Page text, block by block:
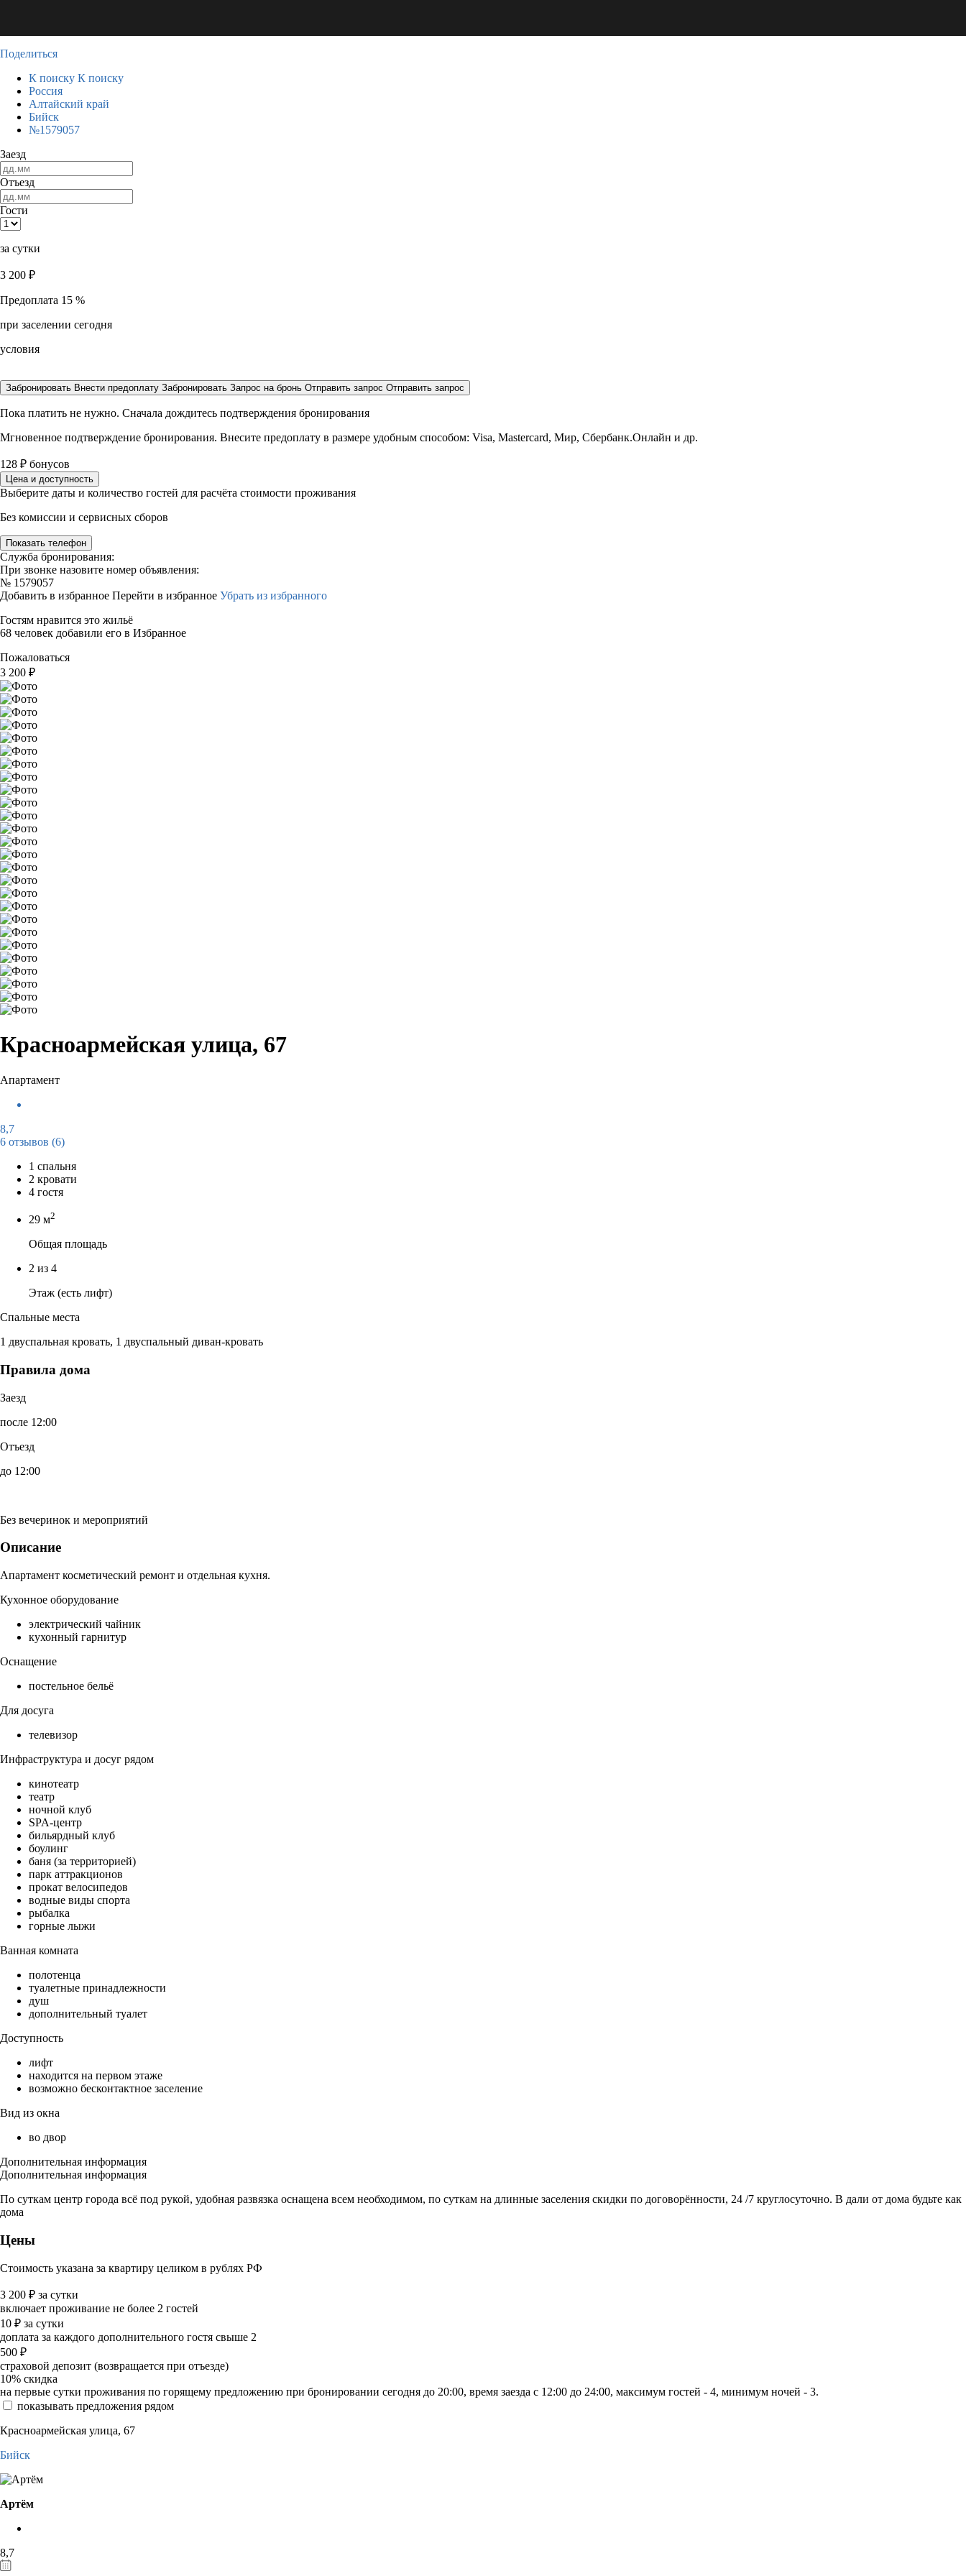
Поделиться
К поиску К поиску
Россия
Алтайский край
Бийск
№1579057
Заезд
Отъезд
Гости
за сутки
3 200 ₽
Предоплата 15 %
при заселении сегодня
условия
Забронировать Внести предоплату Забронировать Запрос на бронь Отправить запрос Отправить запрос
Пока платить не нужно. Сначала дождитесь подтверждения бронирования
Мгновенное подтверждение бронирования. Внесите предоплату в размере удобным способом: Visa, Mastercard, Мир, Сбербанк.Онлайн и др.
128 ₽ бонусов
Цена и доступность
Выберите даты и количество гостей для расчёта стоимости проживания
Без комиссии и сервисных сборов
Показать телефон
Служба бронирования:
При звонке назовите номер объявления:
№ 1579057
Добавить в избранное Перейти в избранное Убрать из избранного
Гостям нравится это жильё
68 человек добавили его в Избранное
Пожаловаться
3 200 ₽
Красноармейская улица, 67
Апартамент
8,7
6 отзывов (6)
1 спальня
2 кровати
4 гостя
29 м2
Общая площадь
2 из 4
Этаж (есть лифт)
Спальные места
1 двуспальная кровать, 1 двуспальный диван-кровать
Правила дома
Заезд
после 12:00
Отъезд
до 12:00
Без вечеринок и мероприятий
Описание
Апартамент косметический ремонт и отдельная кухня.
Кухонное оборудование
электрический чайник
кухонный гарнитур
Оснащение
постельное бельё
Для досуга
телевизор
Инфраструктура и досуг рядом
кинотеатр
театр
ночной клуб
SPA-центр
бильярдный клуб
боулинг
баня (за территорией)
парк аттракционов
прокат велосипедов
водные виды спорта
рыбалка
горные лыжи
Ванная комната
полотенца
туалетные принадлежности
душ
дополнительный туалет
Доступность
лифт
находится на первом этаже
возможно бесконтактное заселение
Вид из окна
во двор
Дополнительная информация
Дополнительная информация
По суткам центр города всё под рукой, удобная развязка оснащена всем необходимом, по суткам на длинные заселения скидки по договорённости, 24 /7 круглосуточно. В дали от дома будьте как
дома
Цены
Стоимость указана за квартиру целиком в рублях РФ
3 200 ₽ за сутки
включает проживание не более 2 гостей
10 ₽ за сутки
доплата за каждого дополнительного гостя свыше 2
500 ₽
страховой депозит (возвращается при отъезде)
10% скидка
на первые сутки проживания по горящему предложению при бронировании сегодня до 20:00, время заезда с 12:00 до 24:00, максимум гостей - 4, минимум ночей - 3.
показывать предложения рядом
Красноармейская улица, 67
Бийск
Артём
8,7